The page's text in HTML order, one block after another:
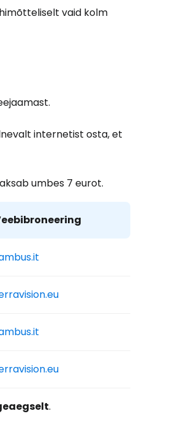
vaid kolm
internetist osta, et
umbes 7 eurot.
.